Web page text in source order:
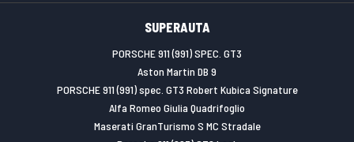
SUPERAUTA
PORSCHE 911 (991) SPEC. GT3
Aston Martin DB 9
PORSCHE 911 (991) spec. GT3 Robert Kubica Signature
Alfa Romeo Giulia Quadrifoglio
Maserati GranTurismo S MC Stradale